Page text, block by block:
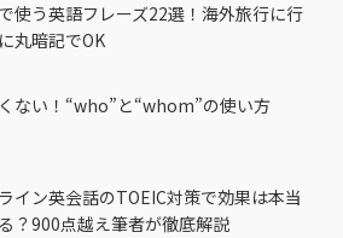
使う英語フレーズ22選！海外旅行に行
丸暗記でOK
ない！“who”と“whom”の使い方
イン英会話のTOEIC対策で効果は本当
？900点越え筆者が徹底解説